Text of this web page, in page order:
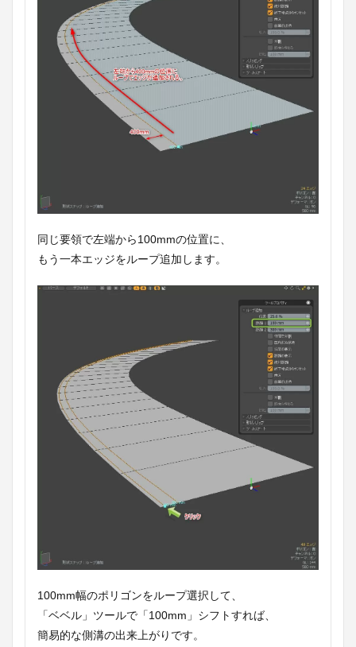
同じ要領で左端から100mmの位置に、
もう一本エッジをループ追加します。
100mm幅のポリゴンをループ選択して、
「ベベル」ツールで「100mm」シフトすれば、
簡易的な側溝の出来上がりです。